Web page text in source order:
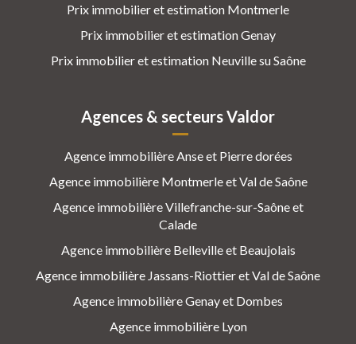
Prix immobilier et estimation Montmerle
Prix immobilier et estimation Genay
Prix immobilier et estimation Neuville su Saône
Agences & secteurs Valdor
Agence immobilière Anse et Pierre dorées
Agence immobilière Montmerle et Val de Saône
Agence immobilière Villefranche-sur-Saône et
Calade
Agence immobilière Belleville et Beaujolais
Agence immobilière Jassans-Riottier et Val de Saône
Agence immobilière Genay et Dombes
Agence immobilière Lyon